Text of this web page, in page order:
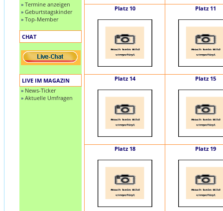
» Termine anzeigen
» Geburtstagskinder
» Top-Member
CHAT
LIVE IM MAGAZIN
» News-Ticker
» Aktuelle Umfragen
Platz 10 Platz 11
Platz 14 Platz 15
Platz 18 Platz 19